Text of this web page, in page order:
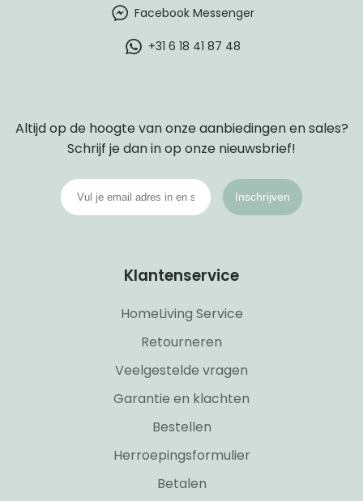
Facebook Messenger
+31 6 18 41 87 48
Altijd op de hoogte van onze aanbiedingen en sales?
Schrijf je dan in op onze nieuwsbrief!
Inschrijven
Klantenservice
HomeLiving Service
Retourneren
Veelgestelde vragen
Garantie en klachten
Bestellen
Herroepingsformulier
Betalen